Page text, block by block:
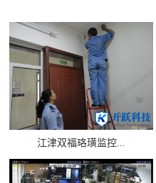
江津双福珞璜监控...